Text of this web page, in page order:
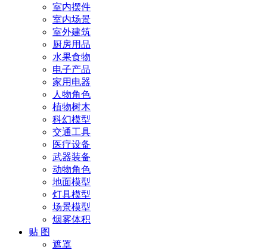
室内摆件
室内场景
室外建筑
厨房用品
水果食物
电子产品
家用电器
人物角色
植物树木
科幻模型
交通工具
医疗设备
武器装备
动物角色
地面模型
灯具模型
场景模型
烟雾体积
贴 图
遮罩